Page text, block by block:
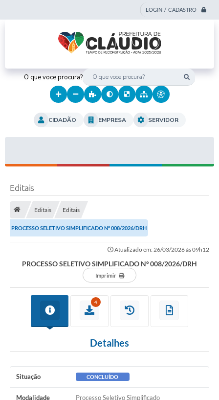
LOGIN / CADASTRO
O que voce procura?
CIDADÃO EMPRESA SERVIDOR
Editais
Editais Editais
PROCESSO SELETIVO SIMPLIFICADO Nº 008/2026/DRH
Atualizado em: 26/03/2026 às 09h12
PROCESSO SELETIVO SIMPLIFICADO Nº 008/2026/DRH
Imprimir
4
Detalhes
Situação CONCLUÍDO
Modalidade Processo Seletivo Simplificado